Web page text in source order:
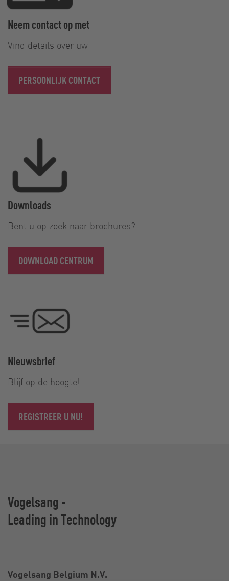
Neem contact op met
Vind details over uw
PERSOONLIJK CONTACT
Downloads
Bent u op zoek naar brochures?
DOWNLOAD CENTRUM
Nieuwsbrief
Blijf op de hoogte!
REGISTREER U NU!
Vogelsang -
Leading in Technology
Vogelsang Belgium N.V.